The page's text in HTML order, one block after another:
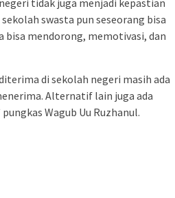
tidak juga menjadi kepastian
swasta pun seseorang bisa
bisa mendorong, memotivasi, dan
di sekolah negeri masih ada
Alternatif lain juga ada
Wagub Uu Ruzhanul.